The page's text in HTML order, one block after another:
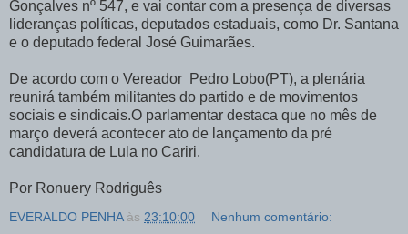
Gonçalves nº 547, e vai contar com a presença de diversas
lideranças políticas, deputados estaduais, como Dr. Santana
e o deputado federal José Guimarães.
De acordo com o Vereador Pedro Lobo(PT), a plenária
reunirá também militantes do partido e de movimentos
sociais e sindicais.O parlamentar destaca que no mês de
março deverá acontecer ato de lançamento da pré
candidatura de Lula no Cariri.
Por Ronuery Rodriguês
EVERALDO PENHA às 23:10:00 Nenhum comentário: